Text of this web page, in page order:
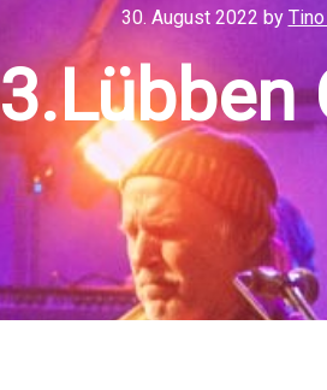
30. August 2022 by